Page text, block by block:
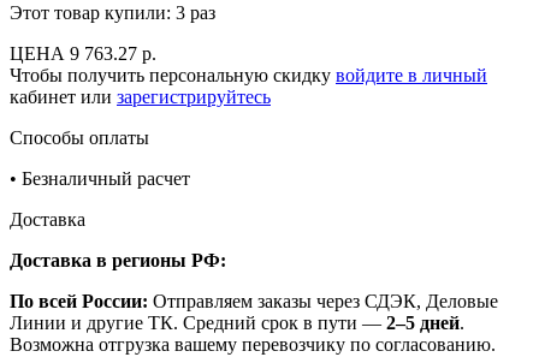
Этот товар купили: 3 раз
ЦЕНА 9 763.27 р.
Чтобы получить персональную скидку войдите в личный
кабинет или зарегистрируйтесь
Способы оплаты
• Безналичный расчет
Доставка
Доставка в регионы РФ:
По всей России: Отправляем заказы через СДЭК, Деловые
Линии и другие ТК. Средний срок в пути — 2–5 дней.
Возможна отгрузка вашему перевозчику по согласованию.